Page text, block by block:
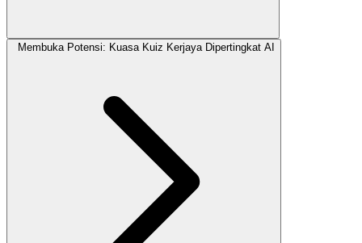
Membuka Potensi: Kuasa Kuiz Kerjaya Dipertingkat AI